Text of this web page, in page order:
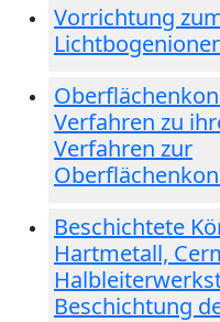
Vorrichtung
Verfahren zu
Verfahren zur
Beschichtete
Hartmetall,
Beschichtung